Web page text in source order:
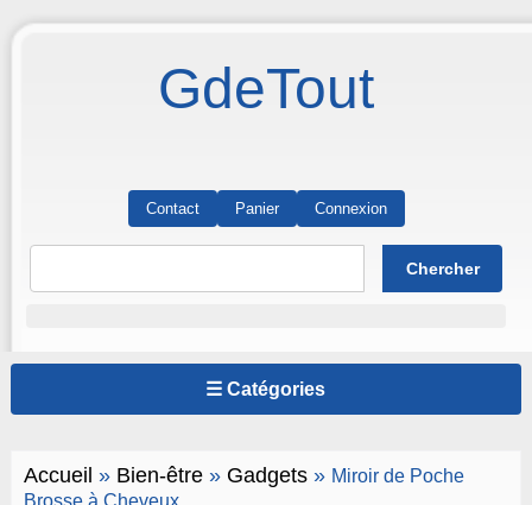
GdeTout
Contact Panier Connexion
☰ Catégories
Accueil » Bien-être» Gadgets» Miroir de Poche
Brosse à Cheveux